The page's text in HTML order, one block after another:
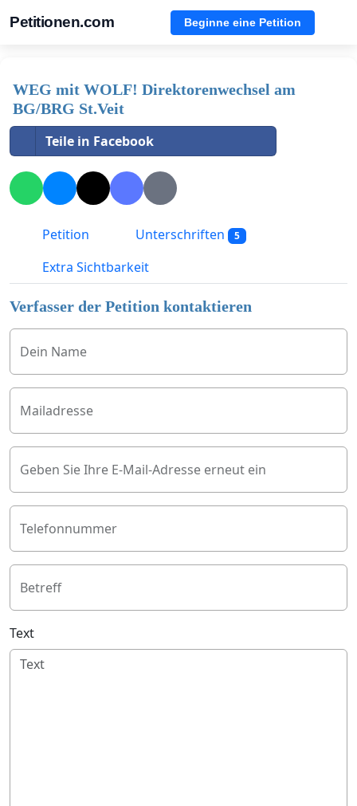
Petitionen.com Beginne eine Petition
WEG mit WOLF! Direktorenwechsel am
BG/BRG St.Veit
Teile in Facebook
Petition Unterschriften 5
Extra Sichtbarkeit
Verfasser der Petition kontaktieren
Dein Name
Mailadresse
Geben Sie Ihre E-Mail-Adresse erneut ein
Telefonnummer
Betreff
Text